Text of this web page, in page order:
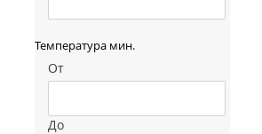
Температура мин.
От
До